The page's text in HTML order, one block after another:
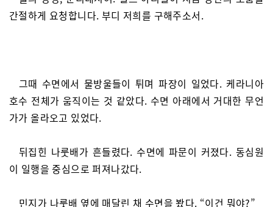
간절하게 요청합니다. 부디 저희를 구해주소서.
그때 수면에서 물방울들이 튀며 파장이 일었다. 케라니아
호수 전체가 움직이는 것 같았다. 수면 아래에서 거대한 무언
가가 올라오고 있었다.
뒤집힌 나룻배가 흔들렸다. 수면에 파문이 커졌다. 동심원
이 일행을 중심으로 퍼져나갔다.
민지가 나룻배 옆에 매달린 채 수면을 봤다. “이건 뭐야?”